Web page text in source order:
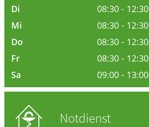
Ratgeber
HOMÖOPATHIE
GESUND IM ALTER
Di
08:30 - 12:30
Mi
08:30 - 12:30
Do
08:30 - 12:30
Fr
08:30 - 12:30
Sa
09:00 - 13:00
Notdienst